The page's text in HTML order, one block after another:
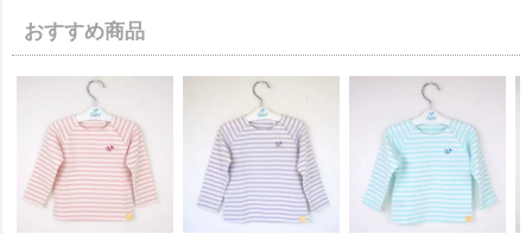
おすすめ商品